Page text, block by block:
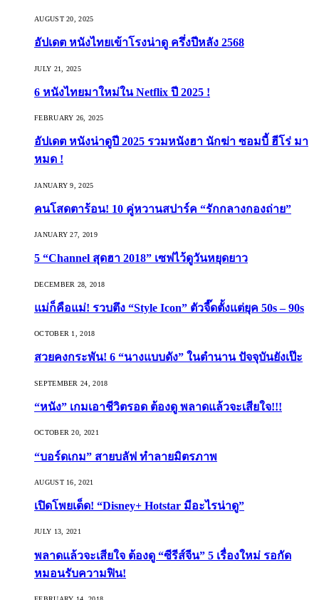
AUGUST 20, 2025
อัปเดต หนังไทยเข้าโรงน่าดู ครึ่งปีหลัง 2568
JULY 21, 2025
6 หนังไทยมาใหม่ใน Netflix ปี 2025 !
FEBRUARY 26, 2025
อัปเดต หนังน่าดูปี 2025 รวมหนังฮา นักฆ่า ซอมบี้ ฮีโร่ มา
หมด !
JANUARY 9, 2025
คนโสดตาร้อน! 10 คู่หวานสปาร์ค “รักกลางกองถ่าย”
JANUARY 27, 2019
5 “Channel สุดฮา 2018” เซฟไว้ดูวันหยุดยาว
DECEMBER 28, 2018
แม่ก็คือแม่! รวบตึง “Style Icon” ตัวจี๊ดตั้งแต่ยุค 50s – 90s
OCTOBER 1, 2018
สวยคงกระพัน! 6 “นางแบบดัง” ในตำนาน ปัจจุบันยังเป๊ะ
SEPTEMBER 24, 2018
“หนัง” เกมเอาชีวิตรอด ต้องดู พลาดแล้วจะเสียใจ!!!
OCTOBER 20, 2021
“บอร์ดเกม” สายบลัฟ ทำลายมิตรภาพ
AUGUST 16, 2021
เปิดโพยเด็ด! “Disney+ Hotstar มีอะไรน่าดู”
JULY 13, 2021
พลาดแล้วจะเสียใจ ต้องดู “ซีรีส์จีน” 5 เรื่องใหม่ รอกัด
หมอนรับความฟิน!